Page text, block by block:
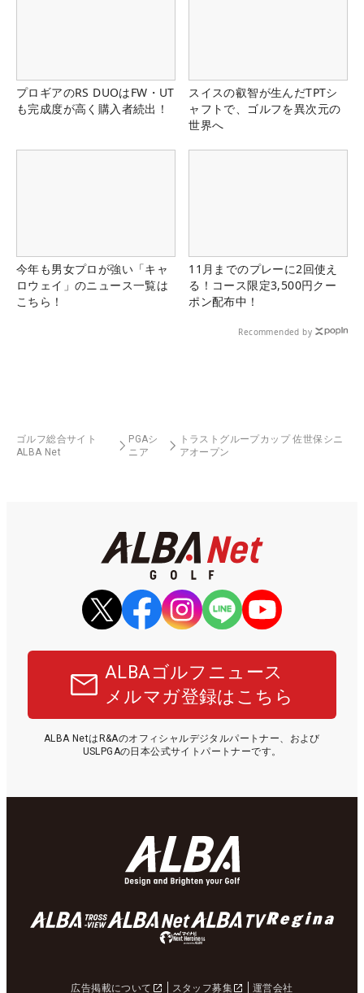
プロギアのRS DUOはFW・UT
も完成度が高く購入者続出！
スイスの叡智が生んだTPTシ
ャフトで、ゴルフを異次元の
世界へ
今年も男女プロが強い「キャ
ロウェイ」のニュース一覧は
こちら！
11月までのプレーに2回使え
る！コース限定3,500円クー
ポン配布中！
Recommended by
ゴルフ総合サイト
ALBA Net
PGAシ
ニア
トラストグループカップ 佐世保シニ
アオープン
ALBAゴルフニュース
メルマガ登録はこちら
ALBA NetはR&Aのオフィシャルデジタルパートナー、および
USLPGAの日本公式サイトパートナーです。
広告掲載について スタッフ募集 運営会社